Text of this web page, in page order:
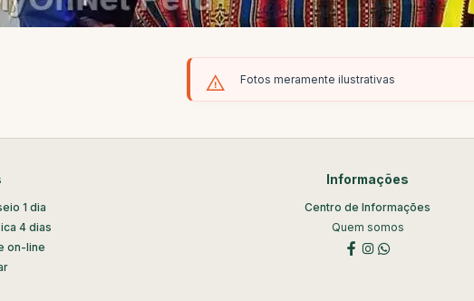
Fotos meramente ilustrativas
1 dia
4 dias
on-line
Informações
Centro de Informações
Quem somos